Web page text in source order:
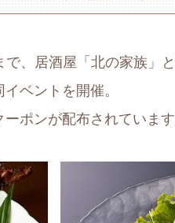
、居酒屋「北の家族」
ベントを開催。
ポンが配布されています